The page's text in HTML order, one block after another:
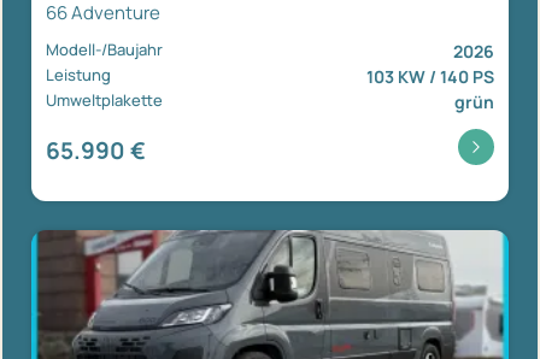
66 Adventure
Modell-/Baujahr 2026
Leistung 103 KW / 140 PS
Umweltplakette grün
65.990 €